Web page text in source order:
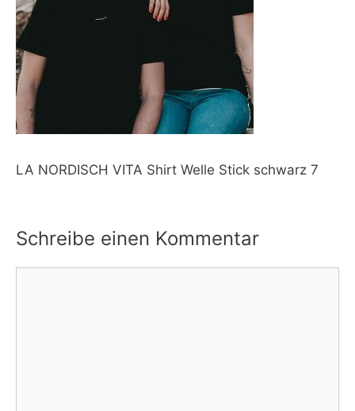
LA NORDISCH VITA Shirt Welle Stick schwarz 7
Schreibe einen Kommentar